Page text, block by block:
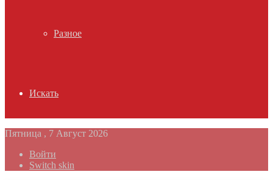
Разное
Искать
Пятница , 7 Август 2026
Войти
Switch skin